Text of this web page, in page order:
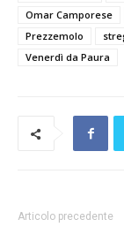
Omar Camporese
Prezzemolo
Venerdì da Paura
Articolo precedente